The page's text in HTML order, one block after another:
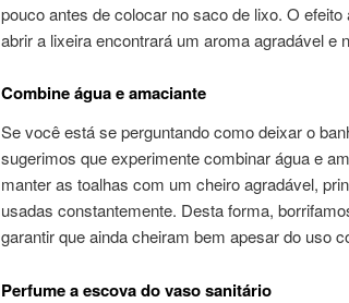
pouco antes de colocar no saco de lixo. O
abrir a lixeira encontrará um aroma agradável e
Combine água e amaciante
Se você está se perguntando como deixar o
sugerimos que experimente combinar água e
manter as toalhas com um cheiro agradável,
usadas constantemente. Desta forma,
garantir que ainda cheiram bem apesar do uso
Perfume a escova do vaso sanitário